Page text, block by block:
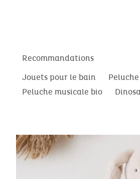
Recommandations
Jouets pour le bain
Peluche musicale bio